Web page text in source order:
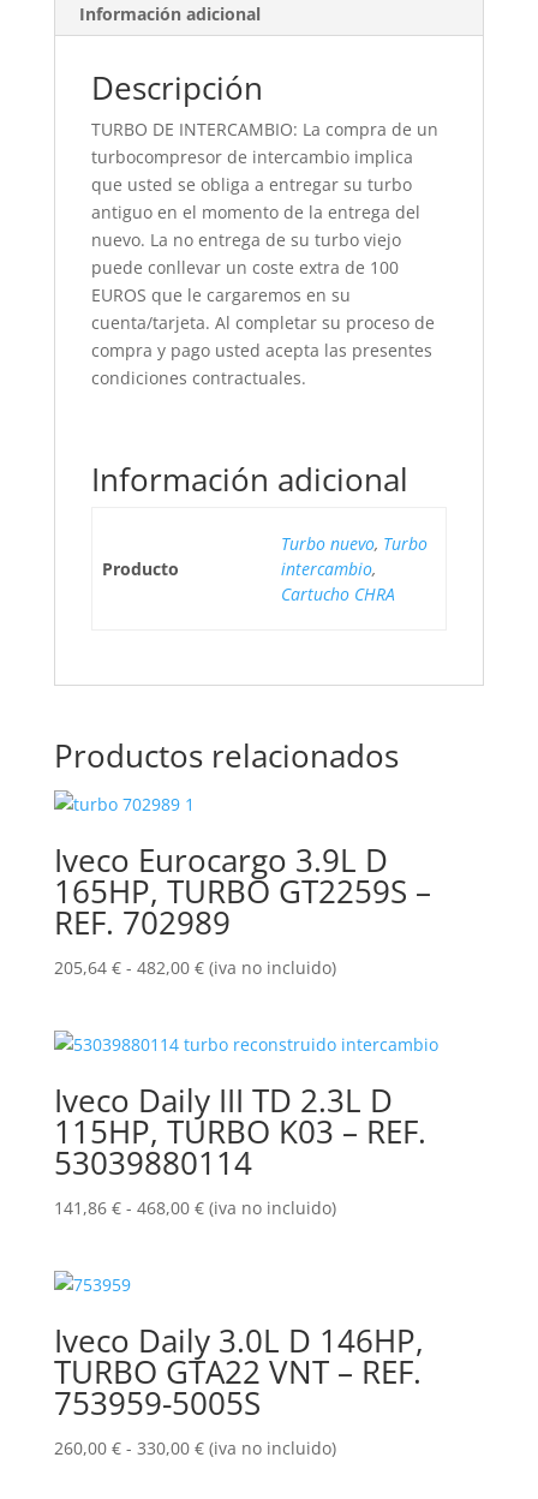
Información adicional
Descripción
TURBO DE INTERCAMBIO: La compra de un
turbocompresor de intercambio implica
que usted se obliga a entregar su turbo
antiguo en el momento de la entrega del
nuevo. La no entrega de su turbo viejo
puede conllevar un coste extra de 100
EUROS que le cargaremos en su
cuenta/tarjeta. Al completar su proceso de
compra y pago usted acepta las presentes
condiciones contractuales.
Información adicional
Producto
Turbo nuevo, Turbo
intercambio,
Cartucho CHRA
Productos relacionados
Iveco Eurocargo 3.9L D
165HP, TURBO GT2259S –
REF. 702989
205,64 € - 482,00 €Rango
desde
hasta
482,00 €
(iva no incluido)
Iveco Daily III TD 2.3L D
115HP, TURBO K03 – REF.
53039880114
141,86 € - 468,00 €Rango
hasta
468,00 €
(iva no incluido)
Iveco Daily 3.0L D 146HP,
TURBO GTA22 VNT – REF.
753959-5005S
260,00 € - 330,00 €Rango
(iva no incluido)